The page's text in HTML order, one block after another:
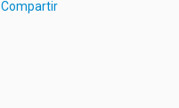
Compartir